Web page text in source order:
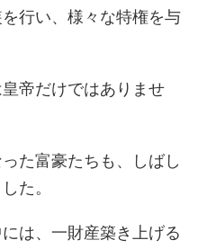
行い、様々な特権を与
帝だけではありませ
た富豪たちも、しばし
た。
は、一財産築き上げる